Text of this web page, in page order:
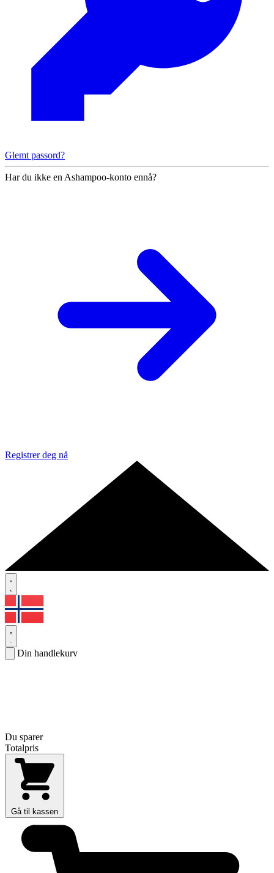
Glemt passord?
Har du ikke en Ashampoo-konto ennå?
Registrer deg nå
Din handlekurv
Du sparer
Totalpris
Gå til kassen